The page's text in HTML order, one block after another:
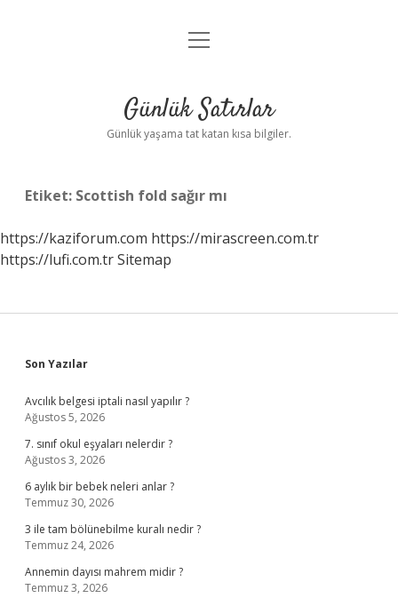
Anasayfa
Yasal Uyarı
menüyü
Günlük Satırlar
Günlük yaşama tat katan kısa bilgiler.
Etiket: Scottish fold sağır mı
https://kaziforum.com https://mirascreen.com.tr
https://lufi.com.trSitemap
Sidebar
Son Yazılar
Avcılık belgesi iptali nasıl yapılır ?
Ağustos 5, 2026
7. sınıf okul eşyaları nelerdir ?
Ağustos 3, 2026
6 aylık bir bebek neleri anlar ?
Temmuz 30, 2026
3 ile tam bölünebilme kuralı nedir ?
Temmuz 24, 2026
Annemin dayısı mahrem midir ?
Temmuz 3, 2026